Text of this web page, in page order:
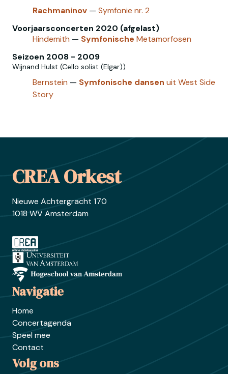
Rachmaninov — Symfonie nr. 2
Voorjaarsconcerten 2020 (afgelast)
Hindemith — Symfonische Metamorfosen
Seizoen 2008 - 2009
Wijnand Hulst (Cello solist (Elgar))
Bernstein — Symfonische dansen uit West Side
Story
Footer
CREA Orkest
Nieuwe Achtergracht 170
1018 WV Amsterdam
Ga naar hva.nl
Navigatie
Home
Concertagenda
Speel mee
Contact
Volg ons